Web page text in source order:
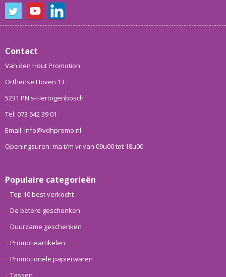
Contact
Van den Hout Promotion
Orthense Hoven 13
5231 PN s-Hertogenbosch
Tel: 073 642 39 01
Email: info@vdhpromo.nl
Openingsuren: ma t/m vr van 09u00 tot 18u00
Populaire categorieën
Top 10 best verkocht
De betere geschenken
Duurzame geschenken
Promotieartikelen
Promotionele papierwaren
Tassen